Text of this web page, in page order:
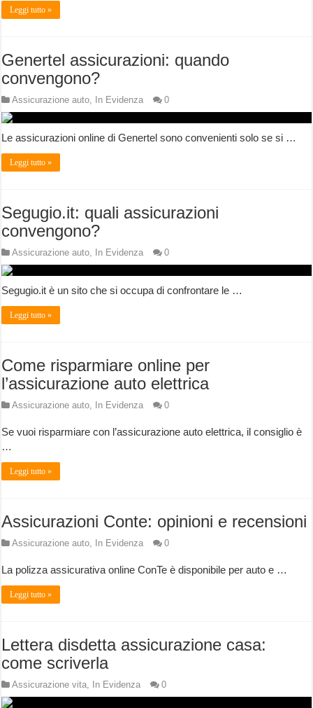
Leggi tutto »
Genertel assicurazioni: quando
convengono?
Assicurazione auto, In Evidenza 0
Le assicurazioni online di Genertel sono convenienti solo se si …
Leggi tutto »
Segugio.it: quali assicurazioni
convengono?
Assicurazione auto, In Evidenza 0
Segugio.it è un sito che si occupa di confrontare le …
Leggi tutto »
Come risparmiare online per
l’assicurazione auto elettrica
Assicurazione auto, In Evidenza 0
Se vuoi risparmiare con l’assicurazione auto elettrica, il consiglio è
…
Leggi tutto »
Assicurazioni Conte: opinioni e recensioni
Assicurazione auto, In Evidenza 0
La polizza assicurativa online ConTe è disponibile per auto e …
Leggi tutto »
Lettera disdetta assicurazione casa:
come scriverla
Assicurazione vita, In Evidenza 0